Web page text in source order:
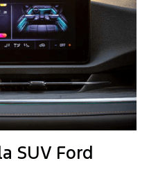
SUV Ford